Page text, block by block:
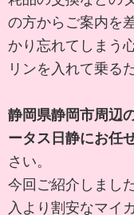
の方からご案内を
かり忘れてしまう
リンを入れて乗る
静岡県静岡市周辺
ータス日 静にお任
さい。
今回ご紹介しました
入より割安なマイ